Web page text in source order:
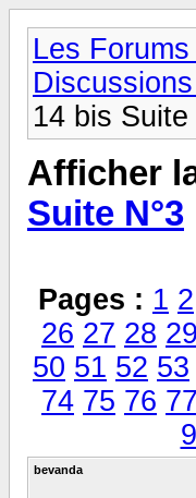
Les
14 bis Suite
Afficher
Suite N°3
Pages : 1 2
26 27 28 29
50 51 52 53
74 75 76 77
bevanda